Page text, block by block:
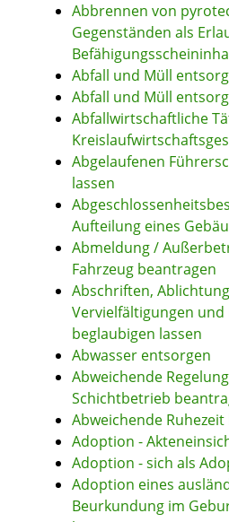
Abbrennen von
Gegenständen als
Abfall und Müll
Abfall und Müll
Abfallwirtschaftliche
Abgelaufenen
lassen
Aufteilung eines
Abmeldung /
Fahrzeug beantragen
Abschriften,
Vervielfältigungen
beglaubigen lassen
Abwasser entsorgen
Abweichende
Schichtbetrieb
Abweichende
Adoption -
Adoption - sich als
Adoption eines
Beurkundung im